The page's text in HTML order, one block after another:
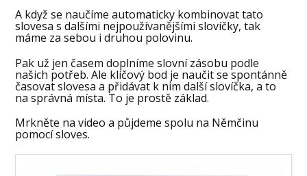
A když se naučíme automaticky kombinovat tato
slovesa s dalšími nejpoužívanějšími slovíčky, tak
máme za sebou i druhou polovinu.
Pak už jen časem doplníme slovní zásobu podle
našich potřeb. Ale klíčový bod je naučit se spontánně
časovat slovesa a přidávat k nim další slovíčka, a to
na správná místa. To je prostě základ.
Mrkněte na video a půjdeme spolu na Němčinu
pomocí sloves.